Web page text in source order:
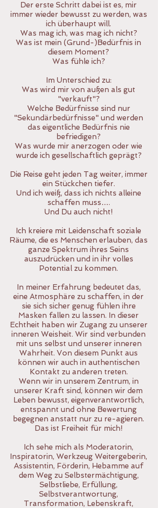
Der erste Schritt dabei ist es, mir
immer wieder bewusst zu werden, was
ich überhaupt will.
Was mag ich, was mag ich nicht?
Was ist mein (Grund-)Bedürfnis in
diesem Moment?
Was fühle ich?
Im Unterschied zu:
Was wird mir von außen als gut
"verkauft"?
Welche Bedürfnisse sind nur
"Sekundärbedürfnisse" und werden
das eigentliche Bedürfnis nie
befriedigen?
Was wurde mir anerzogen oder wie
wurde ich gesellschaftlich geprägt?
Die Reise geht jeden Tag weiter, immer
ein Stückchen tiefer.
Und ich weiß, dass ich nichts alleine
schaffen muss….
Und Du auch nicht!
Ich kreiere mit Leidenschaft soziale
Räume, die es Menschen erlauben, das
ganze Spektrum ihres Seins
auszudrücken und in ihr volles
Potential zu kommen.
In meiner Erfahrung bedeutet das,
eine Atmosphäre zu schaffen, in der
sie sich sicher genug fühlen ihre
Masken fallen zu lassen. In dieser
Echtheit haben wir Zugang zu unserer
inneren Weisheit. Wir sind verbunden
mit uns selbst und unserer inneren
Wahrheit. Von diesem Punkt aus
können wir auch in authentischen
Kontakt zu anderen treten.
Wenn wir in unserem Zentrum, in
unserer Kraft sind, können wir dem
Leben bewusst, eigenverantwortlich,
entspannt und ohne Bewertung
begegnen anstatt nur zu re-agieren.
Das ist Freiheit für mich!
Ich sehe mich als Moderatorin,
Inspiratorin, Werkzeug Weitergeberin,
Assistentin, Förderin, Hebamme auf
dem Weg zu Selbstermächtigung,
Selbstliebe, Erfüllung,
Selbstverantwortung,
Transformation, Lebenskraft,